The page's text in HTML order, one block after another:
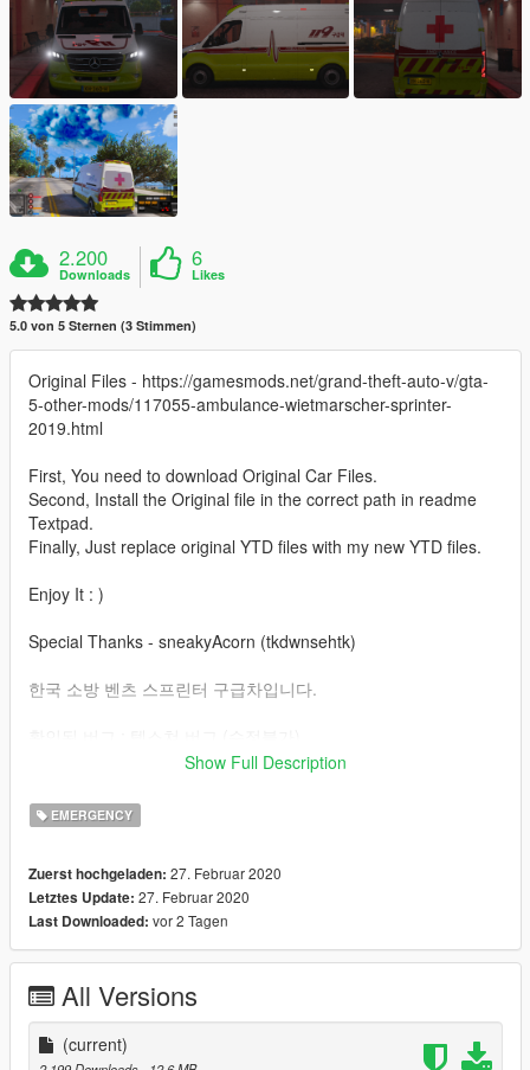
2.200
Downloads
6
Likes
5.0 von 5 Sternen (3 Stimmen)
Original Files - https://gamesmods.net/grand-theft-auto-v/gta-
5-other-mods/117055-ambulance-wietmarscher-sprinter-
2019.html
First, You need to download Original Car Files.
Second, Install the Original file in the correct path in readme
Textpad.
Finally, Just replace original YTD files with my new YTD files.
Enjoy It : )
Special Thanks - sneakyAcorn (tkdwnsehtk)
한국 소방 벤츠 스프린터 구급차입니다.
Show Full Description
EMERGENCY
Zuerst hochgeladen: 27. Februar 2020
Letztes Update: 27. Februar 2020
Last Downloaded: vor 2 Tagen
All Versions
(current)